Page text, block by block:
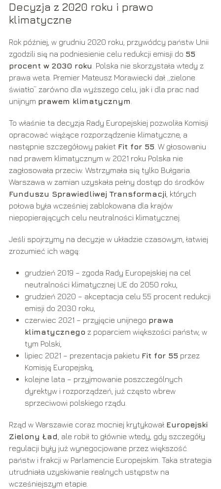
Decyzja z 2020 roku i prawo
klimatyczne
Rok później, w grudniu 2020 roku, przywódcy państw Unii
zgodzili się na podniesienie celu redukcji emisji do 55
procent w 2030 roku . Polska nie skorzystała wtedy z
prawa weta. Premier Mateusz Morawiecki dał „zielone
światło” zarówno dla wyższego celu, jak i dla prac nad
unijnym prawem klimatycznym
To właśnie ta decyzja Rady Europejskiej pozwoliła Komisji
opracować wiążące rozporządzenie klimatyczne, a
następnie szczegółowy pakiet Fit for 55. W głosowaniu
nad prawem klimatycznym w 2021 roku Polska nie
zagłosowała przeciw. Wstrzymała się tylko Bułgaria.
Warszawa w zamian uzyskała pełny dostęp do środków
Funduszu Sprawiedliwej Transformacji , których
połowa była wcześniej zablokowana dla krajów
niepopierających celu neutralności klimatycznej.
Jeśli spojrzymy na decyzje w układzie czasowym, łatwiej
zrozumieć ich wagę:
grudzień 2019 – zgoda Rady Europejskiej na cel
neutralności klimatycznej UE do 2050 roku,
grudzień 2020 – akceptacja celu 55 procent redukcji
emisji do 2030 roku,
czerwiec 2021 – przyjęcie unijnego prawa
klimatycznego z poparciem większości państw, w
tym Polski,
lipiec 2021 – prezentacja pakietu Fit for 55przez
Komisję Europejską,
kolejne lata – przyjmowanie poszczególnych
dyrektyw i rozporządzeń, już często wbrew
sprzeciwowi polskiego rządu.
Rząd w Warszawie coraz mocniej krytykował Europejski
Zielony Ład , ale robił to głównie wtedy, gdy szczegóły
regulacji były już wynegocjowane przez większość
państw i frakcji w Parlamencie Europejskim. Taka strategia
utrudniała uzyskiwanie realnych ustępstw na
wcześniejszym etapie.